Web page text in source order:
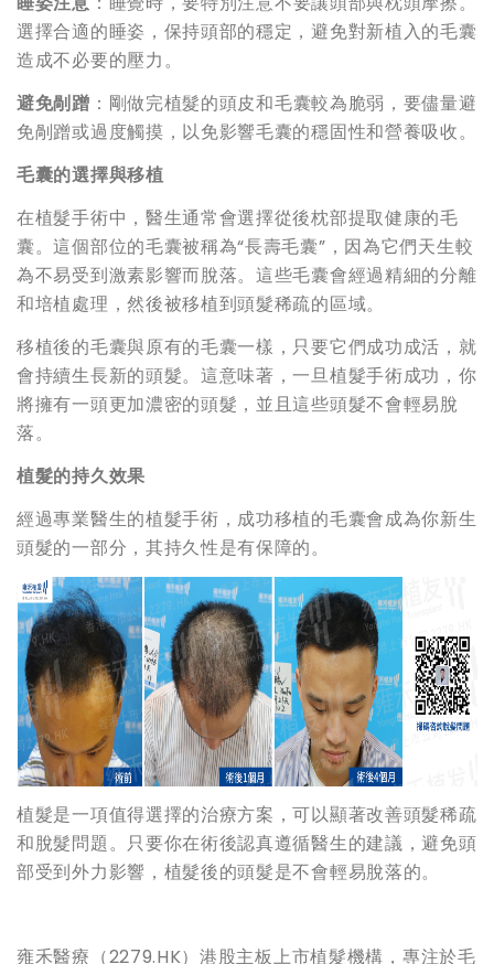
選擇合適的睡姿，保持頭部的穩定，避免對新植入的毛囊
造成不必要的壓力。
避免剮蹭 ：剛做完植髮的頭皮和毛囊較為脆弱，要儘量避
免剮蹭或過度觸摸，以免影響毛囊的穩固性和營養吸收。
毛囊的選擇與移植
在植髮手術中，醫生通常會選擇從後枕部提取健康的毛
囊。這個部位的毛囊被稱為“長壽毛囊”，因為它們天生較
為不易受到激素影響而脫落。這些毛囊會經過精細的分離
和培植處理，然後被移植到頭髮稀疏的區域。
移植後的毛囊與原有的毛囊一樣，只要它們成功成活，就
會持續生長新的頭髮。這意味著，一旦植髮手術成功，你
將擁有一頭更加濃密的頭髮，並且這些頭髮不會輕易脫
落。
植髮的持久效果
經過專業醫生的植髮手術，成功移植的毛囊會成為你新生
頭髮的一部分，其持久性是有保障的。
植髮是一項值得選擇的治療方案，可以顯著改善頭髮稀疏
和脫髮問題。只要你在術後認真遵循醫生的建議，避免頭
部受到外力影響，植髮後的頭髮是不會輕易脫落的。
雍禾醫療（2279.HK）港股主板上市植髮機構，專注於毛